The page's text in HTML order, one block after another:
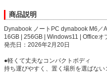
商品説明
Dynabook ノートPC dynabook M6／
16GB | 256GB | Windows11 | Officeオ
発売日：2026年2月20日
●軽くて丈夫なコンパクトボディ
持ち運びやすく、置く場所を選ばない